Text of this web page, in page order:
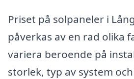
Priset på solpaneler i
påverkas av en rad olika
variera beroende på
storlek, typ av system